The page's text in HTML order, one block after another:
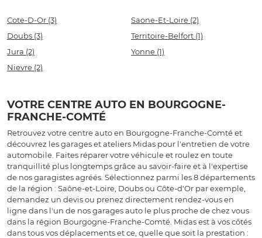
Cote-D-Or (3)
Doubs (3)
Jura (2)
Nievre (2)
Saone-Et-Loire (2)
Territoire-Belfort (1)
Yonne (1)
VOTRE CENTRE AUTO EN BOURGOGNE-
FRANCHE-COMTÉ
Retrouvez votre centre auto en Bourgogne-Franche-Comté et
découvrez les garages et ateliers Midas pour l'entretien de votre
automobile. Faites réparer votre véhicule et roulez en toute
tranquillité plus longtemps grâce au savoir-faire et à l'expertise
de nos garagistes agréés. Sélectionnez parmi les 8 départements
de la région : Saône-et-Loire, Doubs ou Côte-d'Or par exemple,
demandez un devis ou prenez directement rendez-vous en
ligne dans l'un de nos garages auto le plus proche de chez vous
dans la région Bourgogne-Franche-Comté. Midas est à vos côtés
dans tous vos déplacements et ce, quelle que soit la prestation :